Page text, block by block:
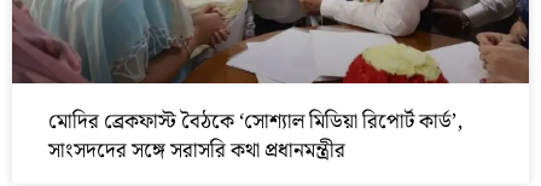
মোদির ব্রেকফাস্ট বৈঠকে ‘সোশ্যাল মিডিয়া রিপোর্ট কার্ড’,
সাংসদদের সঙ্গে সরাসরি কথা প্রধানমন্ত্রীর